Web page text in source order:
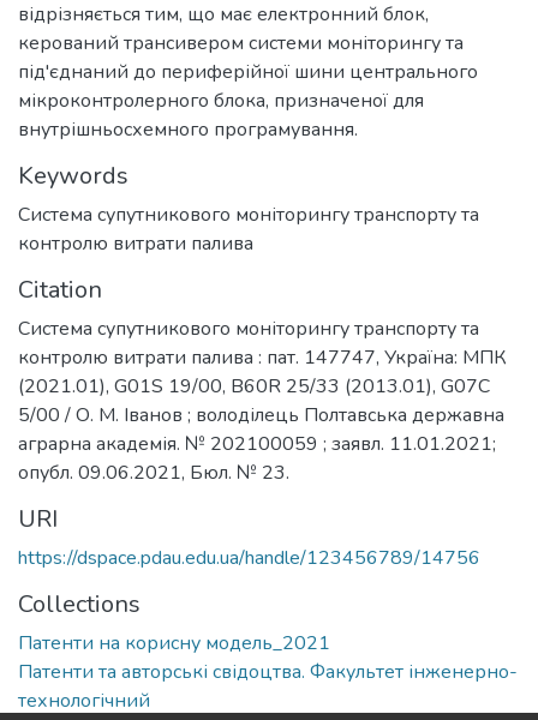
відрізняється тим, що має електронний блок,
керований трансивером системи моніторингу та
під'єднаний до периферійної шини центрального
мікроконтролерного блока, призначеної для
внутрішньосхемного програмування.
Keywords
Система супутникового моніторингу транспорту та
контролю витрати палива
Citation
Система супутникового моніторингу транспорту та
контролю витрати палива : пат. 147747, Україна: МПК
(2021.01), G01S 19/00, B60R 25/33 (2013.01), G07C
5/00 / О. М. Іванов ; володілець Полтавська державна
аграрна академія. № 202100059 ; заявл. 11.01.2021;
опубл. 09.06.2021, Бюл. № 23.
URI
https://dspace.pdau.edu.ua/handle/123456789/14756
Collections
Патенти на корисну модель_2021
Патенти та авторські свідоцтва. Факультет інженерно-
технологічний